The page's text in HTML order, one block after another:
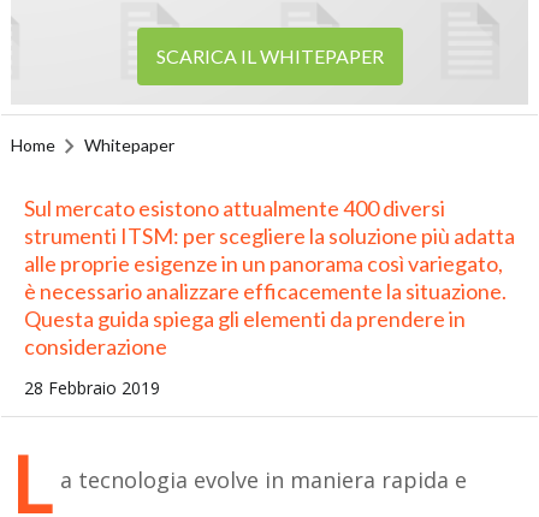
SCARICA IL WHITEPAPER
Home Whitepaper
Sul mercato esistono attualmente 400 diversi
strumenti ITSM: per scegliere la soluzione più adatta
alle proprie esigenze in un panorama così variegato,
è necessario analizzare efficacemente la situazione.
Questa guida spiega gli elementi da prendere in
considerazione
28 Febbraio 2019
L a tecnologia evolve in maniera rapida e